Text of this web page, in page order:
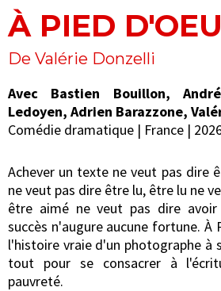
À PIED
De Valérie Donzelli
Avec Bastien Bouillon,
Ledoyen, Adrien Barazzone,
Comédie dramatique | France |
Achever un texte ne veut pas dire
ne veut pas dire être lu, être lu ne
être aimé ne veut pas dire
succès n'augure aucune fortune. À
l'histoire vraie d'un photographe à
tout pour se consacrer à
pauvreté.